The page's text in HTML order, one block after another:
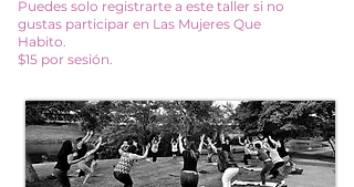
Puedes solo registrarte a este taller si no
gustas participar en Las Mujeres Que
Habito.
$15 por sesión.